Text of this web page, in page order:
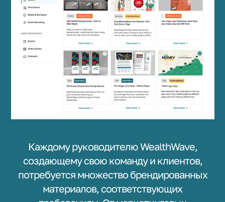
Каждому руководителю WealthWave,
создающему свою команду и клиентов,
потребуется множество брендированных
материалов, соответствующих